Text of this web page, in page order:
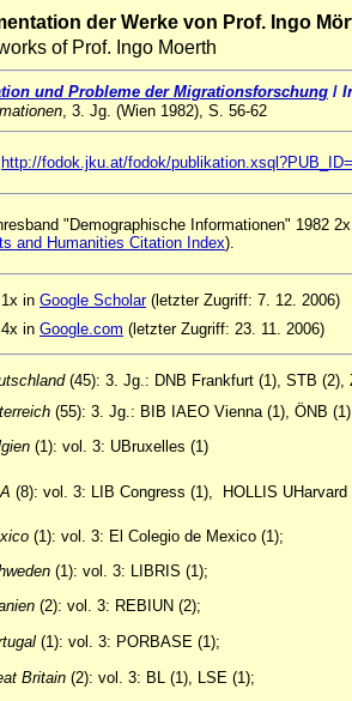
der Werke von Prof. Ingo
of Prof. Ingo Moerth
und Probleme der Migrationsforschung /
, 3. Jg. (Wien 1982), S. 56-62
http://fodok.jku.at/fodok/
"Demographische Informationen" 1982
and Humanities Citation Index).
in Google Scholar(letzter Zugriff: 7. 12. 2006)
in Google.com (letzter Zugriff: 23. 11. 2006)
(45): 3. Jg.: DNB Frankfurt (1), STB (2),
(55): 3. Jg.: BIB IAEO Vienna (1), ÖNB
(1): vol. 3: UBruxelles (1)
(8): vol. 3: LIB Congress (1), HOLLIS
(1): vol. 3: El Colegio de Mexico (1);
(1): vol. 3: LIBRIS (1);
(2): vol. 3: REBIUN (2);
(1): vol. 3: PORBASE (1);
Britain (2): vol. 3: BL (1), LSE (1);